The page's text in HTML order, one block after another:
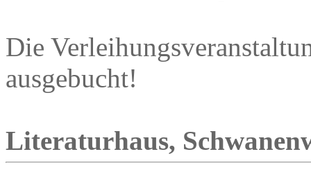
Die
ausgebucht!
Literaturhaus,